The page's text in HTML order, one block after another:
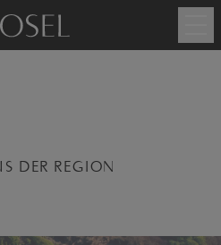
DER REGION